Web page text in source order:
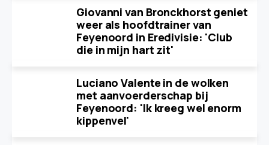
Giovanni van Bronckhorst geniet
weer als hoofdtrainer van
Feyenoord in Eredivisie: 'Club
die in mijn hart zit'
Luciano Valente in de wolken
met aanvoerderschap bij
Feyenoord: 'Ik kreeg wel enorm
kippenvel'